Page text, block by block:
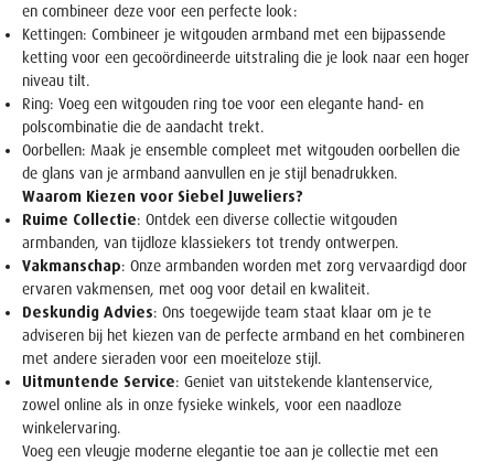
en combineer deze voor een perfecte look:
Kettingen: Combineer je witgouden armband met een bijpassende
ketting voor een gecoördineerde uitstraling die je look naar een hoger
niveau tilt.
Ring: Voeg een witgouden ring toe voor een elegante hand- en
polscombinatie die de aandacht trekt.
Oorbellen: Maak je ensemble compleet met witgouden oorbellen die
de glans van je armband aanvullen en je stijl benadrukken.
Waarom Kiezen voor Siebel Juweliers?
Ruime Collectie: Ontdek een diverse collectie witgouden
armbanden, van tijdloze klassiekers tot trendy ontwerpen.
Vakmanschap: Onze armbanden worden met zorg vervaardigd door
ervaren vakmensen, met oog voor detail en kwaliteit.
Deskundig Advies: Ons toegewijde team staat klaar om je te
adviseren bij het kiezen van de perfecte armband en het combineren
met andere sieraden voor een moeiteloze stijl.
Uitmuntende Service: Geniet van uitstekende klantenservice,
zowel online als in onze fysieke winkels, voor een naadloze
winkelervaring.
Voeg een vleugje moderne elegantie toe aan je collectie met een